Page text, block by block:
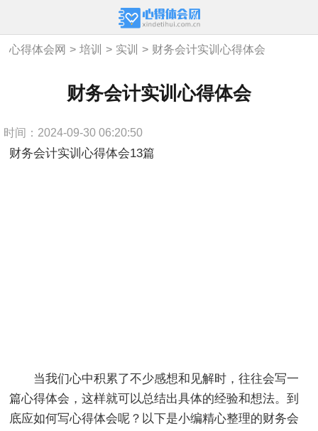
心得体会网 > 培训 > 实训 > 财务会计实训心得体会
财务会计实训心得体会
时间：2024-09-30 06:20:50
财务会计实训心得体会13篇
当我们心中积累了不少感想和见解时，往往会写一
篇心得体会，这样就可以总结出具体的经验和想法。到
底应如何写心得体会呢？以下是小编精心整理的财务会